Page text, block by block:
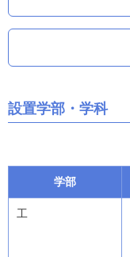
設置学部・学科
学部
工